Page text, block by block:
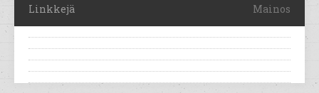
Linkkejä Mainos